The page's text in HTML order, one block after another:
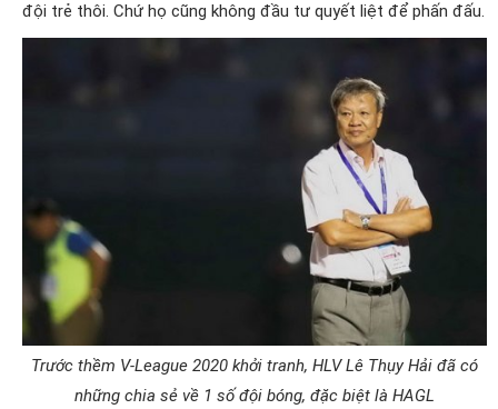
đội trẻ thôi. Chứ họ cũng không đầu tư quyết liệt để phấn đấu.
Trước thềm V-League 2020 khởi tranh, HLV Lê Thụy Hải đã có
những chia sẻ về 1 số đội bóng, đặc biệt là HAGL